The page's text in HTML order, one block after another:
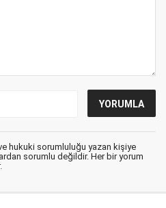
hukuki sorumluluğu yazan kişiye
sorumlu değildir. Her bir yorum